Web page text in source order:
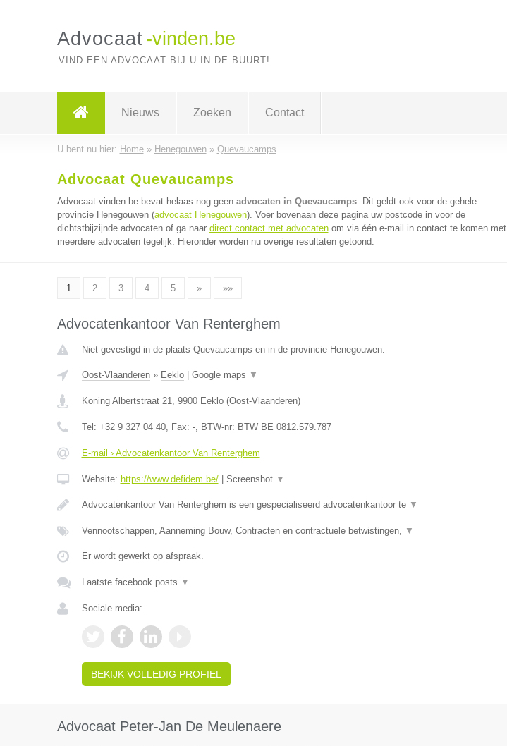
Advocaat -vinden.be
VIND EEN ADVOCAAT BIJ U IN DE BUURT!
Nieuws Zoeken Contact
U bent nu hier: Home» Henegouwen» Quevaucamps
Advocaat Quevaucamps
Advocaat-vinden.be bevat helaas nog geen advocaten in Quevaucamps. Dit geldt ook voor de gehele
provincie Henegouwen (advocaat Henegouwen). Voer bovenaan deze pagina uw postcode in voor de
dichtstbijzijnde advocaten of ga naar direct contact met advocatenom via één e-mail in contact te komen met
meerdere advocaten tegelijk. Hieronder worden nu overige resultaten getoond.
1 2 3 4 5 » »»
Advocatenkantoor Van Renterghem
Niet gevestigd in de plaats Quevaucamps en in de provincie Henegouwen.
Oost-Vlaanderen» Eeklo| Google maps ▼
Koning Albertstraat 21, 9900 Eeklo(Oost-Vlaanderen)
Tel: +32 9 327 04 40, Fax: -, BTW-nr: BTW BE 0812.579.787
E-mail › Advocatenkantoor Van Renterghem
Website: https://www.defidem.be/| Screenshot ▼
Advocatenkantoor Van Renterghem is een gespecialiseerd advocatenkantoor te ▼
Vennootschappen, Aanneming Bouw, Contracten en contractuele betwistingen, ▼
Er wordt gewerkt op afspraak.
Laatste facebook posts ▼
Sociale media:
BEKIJK VOLLEDIG PROFIEL
Advocaat Peter-Jan De Meulenaere